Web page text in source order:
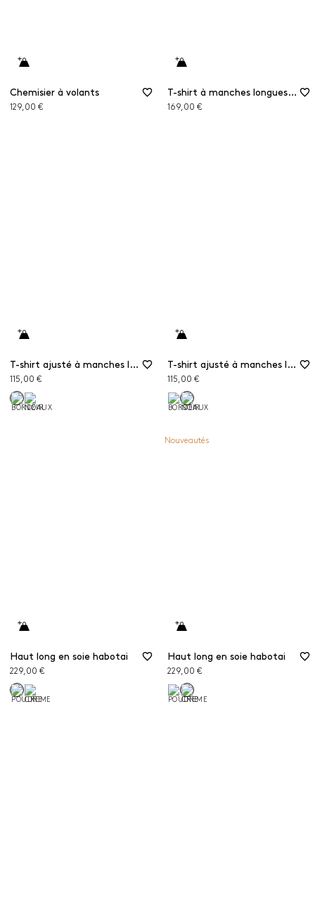
Chemisier à volants
129,00 €
T-shirt à manches longues en jersey crêpe
169,00 €
T-shirt ajusté à manches longues
115,00 €
T-shirt ajusté à manches longues
115,00 €
Haut long en soie habotai
229,00 €
Nouveautés
Haut long en soie habotai
229,00 €